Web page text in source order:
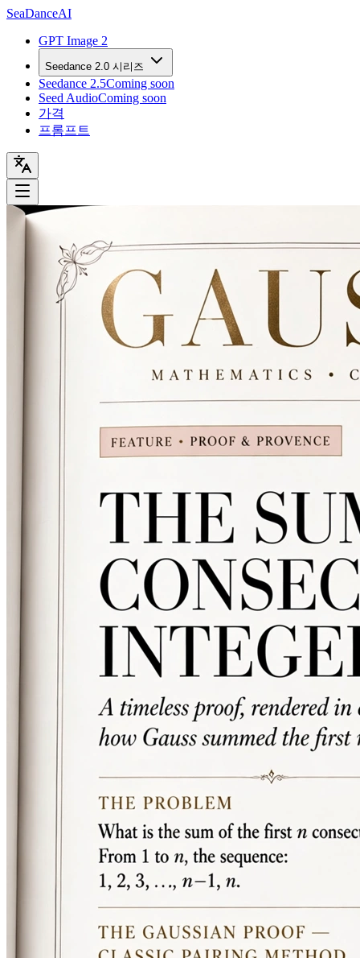
SeaDanceAI
GPT Image 2
Seedance 2.0 시리즈
Seedance 2.5Coming soon
Seed AudioComing soon
가격
프롬프트